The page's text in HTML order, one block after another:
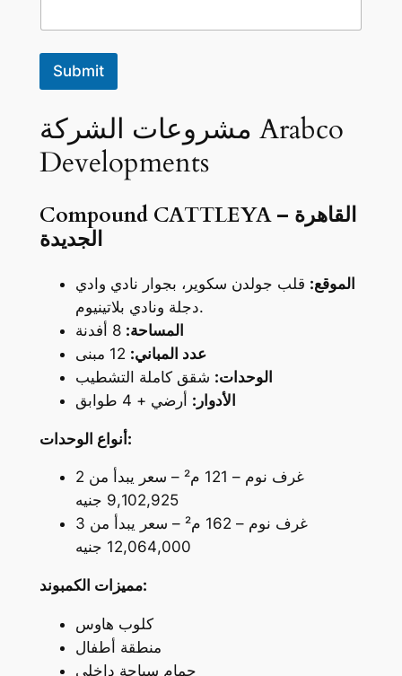
و
م
؟
Submit
مشروعات الشركة Arabco
Developments
Compound CATTLEYA – القاهرة
الجديدة
الموقع: قلب جولدن سكوير، بجوار نادي وادي
دجلة ونادي بلاتينيوم.
المساحة: 8 أفدنة
عدد المباني:
الوحدات: شقق كاملة التشطيب
الأدوار: أرضي + 4 طوابق
أنواع الوحدات:
2 غرف نوم – 121 م² – سعر يبدأ من
9,102,925 جنيه
3 غرف نوم – 162 م² – سعر يبدأ من
12,064,000 جنيه
مميزات الكمبوند:
كلوب هاوس
منطقة أطفال
حمام سباحة داخلي